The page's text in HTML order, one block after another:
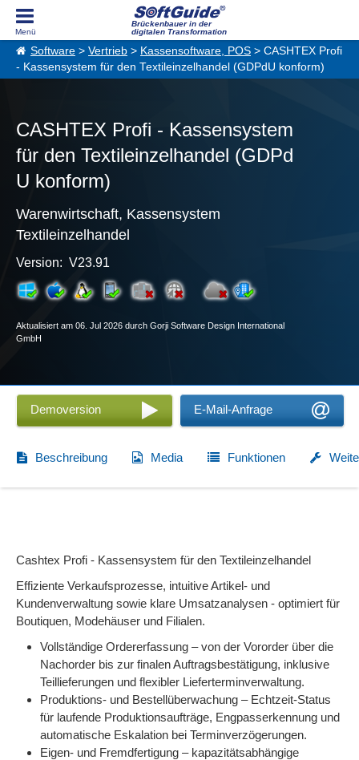
Brückenbauer in der
digitalen Transformation
Software > Vertrieb > Kassensoftware, POS > CASHTEX Profi
- Kassensystem für den Textileinzelhandel (GDPdU konform)
CASHTEX Profi - Kassensystem
für den Textileinzelhandel (GDPd
U konform)
Warenwirtschaft, Kassensystem
Textileinzelhandel
Version: V23.91
Aktualisiert am 06. Jul 2026 durch Gorji Software Design International
GmbH
Demoversion E-Mail-Anfrage
Beschreibung Media Funktionen
Cashtex Profi - Kassensystem für den Textileinzelhandel
Effiziente Verkaufsprozesse, intuitive Artikel- und
Kundenverwaltung sowie klare Umsatzanalysen - optimiert für
Boutiquen, Modehäuser und Filialen.
Vollständige Ordererfassung – von der Vororder über die
Nachorder bis zur finalen Auftragsbestätigung, inklusive
Teillieferungen und flexibler Lieferterminverwaltung.
Produktions- und Bestellüberwachung – Echtzeit-Status
für laufende Produktionsaufträge, Engpasserkennung und
automatische Eskalation bei Terminverzögerungen.
Eigen- und Fremdfertigung – kapazitätsabhängige